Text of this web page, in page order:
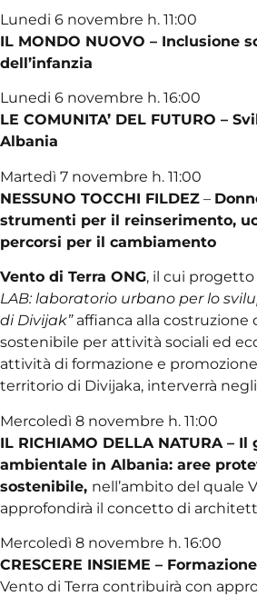
Lunedi 6 novembre h. 11:00
IL MONDO NUOVO – Inclusione
dell’infanzia
Lunedi 6 novembre h. 16:00
LE COMUNITA’ DEL FUTURO –
Albania
Martedì 7 novembre h. 11:00
NESSUNO TOCCHI FILDEZ –
strumenti per il reinserimento,
percorsi per il cambiamento
Vento di Terra ONG, il cui
LAB: laboratorio urbano per lo
di Divijak”affianca alla costruzione
sostenibile per attività sociali ed
attività di formazione e
territorio di Divijaka, interverrà
Mercoledì 8 novembre h. 11:00
IL RICHIAMO DELLA NATURA – Il
ambientale in Albania: aree
sostenibile, nell’ambito del quale
approfondirà il concetto di
Mercoledì 8 novembre h. 16:00
CRESCERE INSIEME –
Vento di Terra contribuirà con